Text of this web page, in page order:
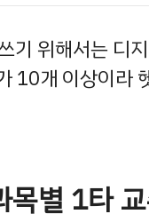
기 위해서는 디
10개 이상이
목별 1타